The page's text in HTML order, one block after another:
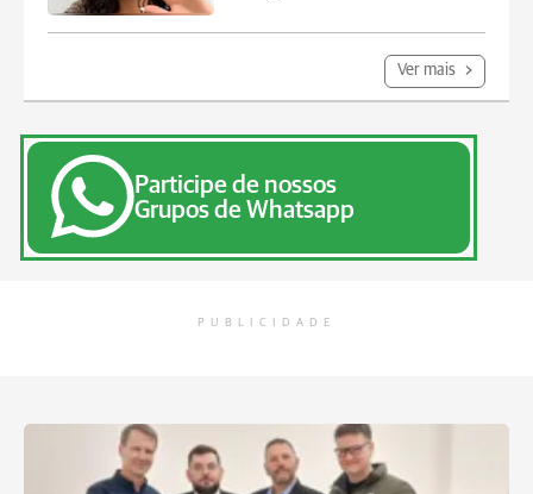
Ver mais
Participe de nossos
Grupos de Whatsapp
PUBLICIDADE